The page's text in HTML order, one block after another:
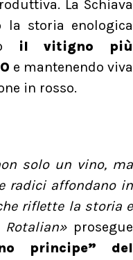
La Schiava
la storia enologica
il vitigno più
e mantenendo viva
in rosso.
solo un vino, ma
radici affondano in
riflette la storia e
prosegue
principe” del